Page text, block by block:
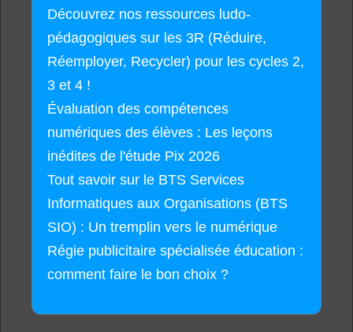
Découvrez nos ressources ludo-
pédagogiques sur les 3R (Réduire,
Réemployer, Recycler) pour les cycles 2,
3 et 4 !
Évaluation des compétences
numériques des élèves : Les leçons
inédites de l'étude Pix 2026
Tout savoir sur le BTS Services
Informatiques aux Organisations (BTS
SIO) : Un tremplin vers le numérique
Régie publicitaire spécialisée éducation :
comment faire le bon choix ?